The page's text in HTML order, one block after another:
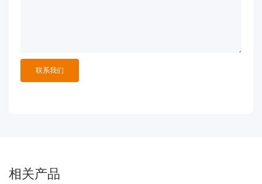
联系我们
相关产品